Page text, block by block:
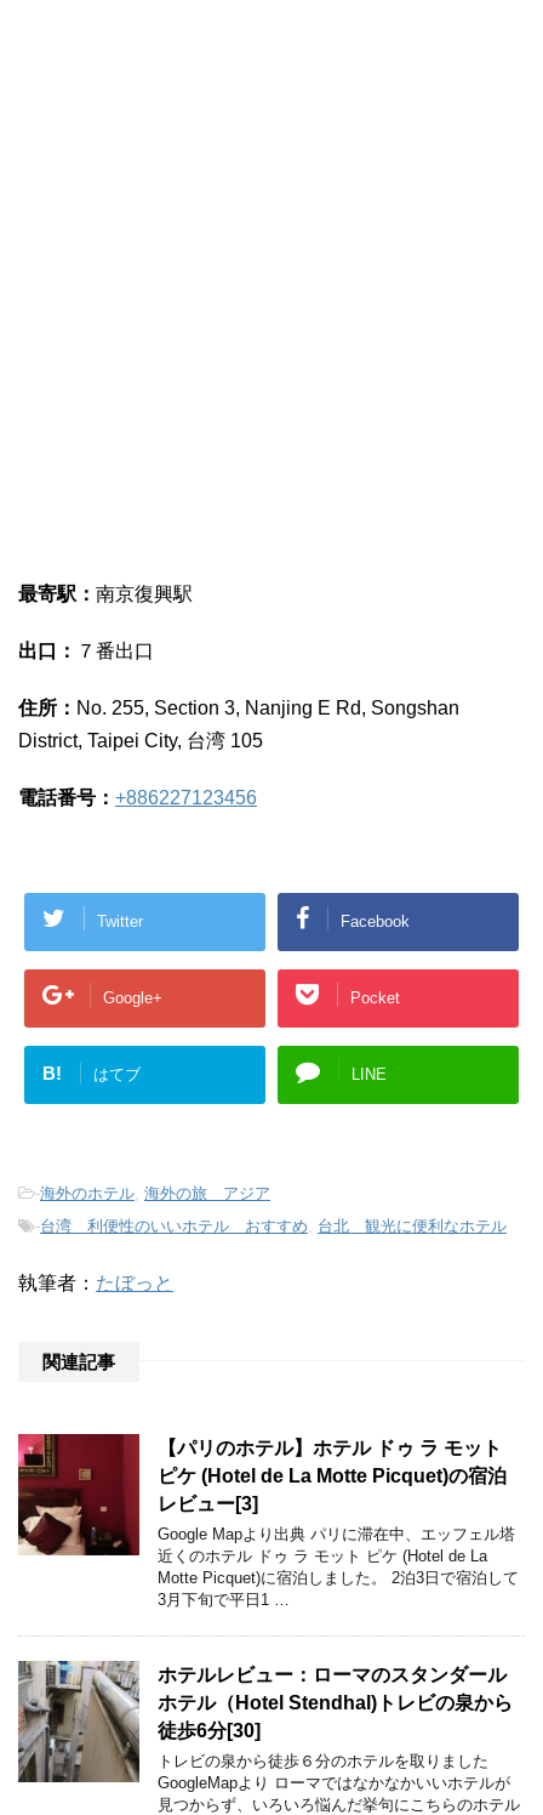
最寄駅： 南京復興駅
出口： ７番出口
住所： No. 255, Section 3, Nanjing E Rd, Songshan
District, Taipei City, 台湾 105
電話番号： +886227123456
Twitter Facebook
Google+ Pocket
B! はてブ LINE
-海外のホテル 海外の旅 アジア
-台湾 利便性のいいホテル おすすめ 台北 観光に便利なホテル
執筆者： たぼっと
関連記事
【パリのホテル】ホテル ドゥ ラ モット
ピケ (Hotel de La Motte Picquet)の宿泊
レビュー[3]
Google Mapより出典 パリに滞在中、エッフェル塔
近くのホテル ドゥ ラ モット ピケ (Hotel de La
Motte Picquet)に宿泊しました。 2泊3日で宿泊して
3月下旬で平日1 …
ホテルレビュー：ローマのスタンダール
ホテル（Hotel Stendhal)トレビの泉から
徒歩6分[30]
トレビの泉から徒歩６分のホテルを取りました
GoogleMapより ローマではなかなかいいホテルが
見つからず、いろいろ悩んだ挙句にこちらのホテル